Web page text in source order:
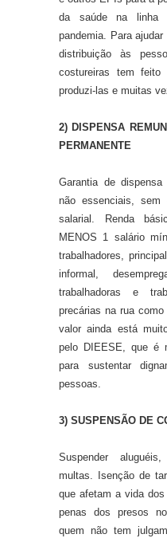
da saúde na linha
pandemia. Para
distribuição às
costureiras tem feito
produzi-las e muitas
2) DISPENSA
PERMANENTE
Garantia de
não essenciais, sem
salarial. Renda
MENOS 1 salário
trabalhadores,
informal,
trabalhadoras e
precárias na rua
valor ainda está
pelo DIEESE, que é
para sustentar
pessoas.
3) SUSPENSÃO DE
Suspender
multas. Isenção de
que afetam a vida
penas dos presos
quem não tem